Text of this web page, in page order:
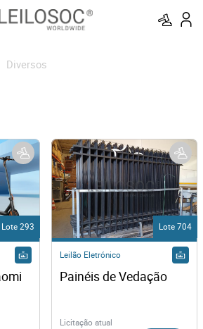
Diversos
Lote 293 Lote 704
Leilão Eletrónico
Painéis de Vedação
Licitação atual